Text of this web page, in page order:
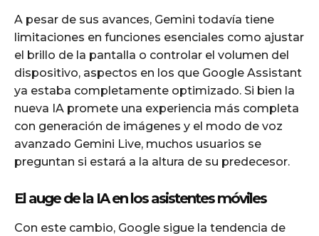
A pesar de sus avances, Gemini todavía tiene
limitaciones en funciones esenciales como ajustar
el brillo de la pantalla o controlar el volumen del
dispositivo, aspectos en los que Google Assistant
ya estaba completamente optimizado. Si bien la
nueva IA promete una experiencia más completa
con generación de imágenes y el modo de voz
avanzado Gemini Live, muchos usuarios se
preguntan si estará a la altura de su predecesor.
El auge de la IA en los asistentes móviles
Con este cambio, Google sigue la tendencia de